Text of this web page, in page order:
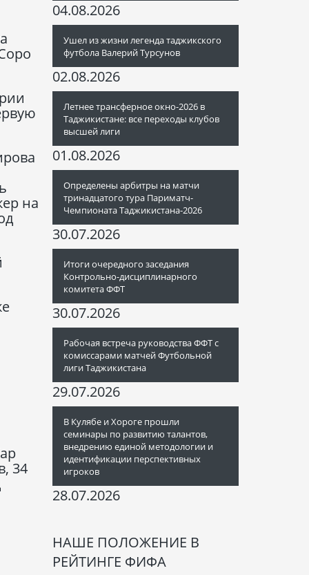
на
34
04.08.2026
Ушел из жизни легенда таджикского
футбола Валерий Турсунов
02.08.2026
Летнее трансферное окно-2026 в
Таджикистане: все переходы клубов
высшей лиги
01.08.2026
Определены арбитры на матчи
тринадцатого тура Париматч-
Чемпионата Таджикистана-2026
30.07.2026
Итоги очередного заседания
Контрольно-дисциплинарного
комитета ФФТ
30.07.2026
Рабочая встреча руководства ФФТ с
комиссарами матчей Футбольной
лиги Таджикистана
29.07.2026
В Кулябе и Хороге прошли
семинары по развитию талантов,
внедрению единой методологии и
идентификации перспективных
игроков
28.07.2026
НАШЕ ПОЛОЖЕНИЕ В
РЕЙТИНГЕ ФИФА